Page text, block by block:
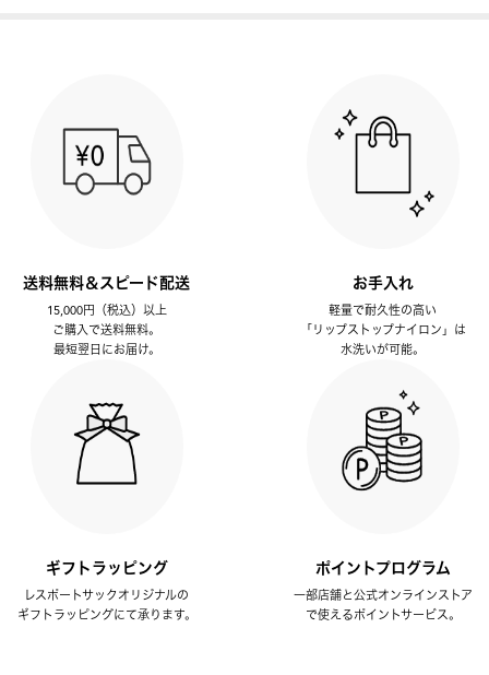
送料無料＆スピード配送
15,000円（税込）以上
ご購入で送料無料。
最短翌日にお届け。
お手入れ
軽量で耐久性の高い
「リップストップナイロン」は
水洗いが可能。
ギフトラッピング
レスポートサックオリジナルの
ギフトラッピングにて承ります。
ポイントプログラム
一部店舗と公式オンラインストア
で使えるポイントサービス。